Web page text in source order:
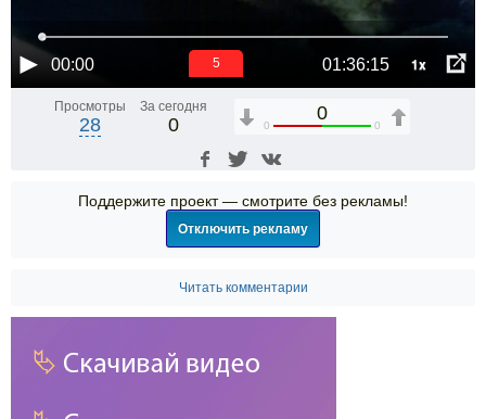
00:00 01:36:15 1x
5
Просмотры
28
За сегодня
0
0
0 0
Поддержите проект — смотрите без рекламы!
Отключить рекламу
Читать комментарии